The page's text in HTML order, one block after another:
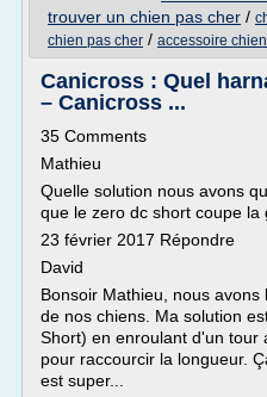
trouver un chien pas cher /
chien pas cher / accessoire
Canicross : Quel
– Canicross ...
35 Comments
Mathieu
Quelle solution nous avons
que le zero dc short coupe la
23 février 2017 Répondre
David
Bonsoir Mathieu, nous
de nos chiens. Ma solution
Short) en enroulant d'un tour
pour raccourcir la longueur.
est super...